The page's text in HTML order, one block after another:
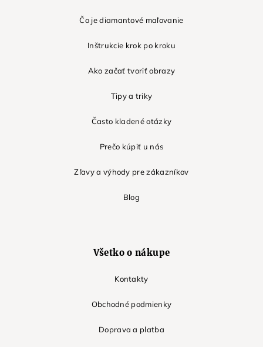
Čo je diamantové maľovanie
Inštrukcie krok po kroku
Ako začať tvoriť obrazy
Tipy a triky
Často kladené otázky
Prečo kúpiť u nás
Zľavy a výhody pre zákazníkov
Blog
Všetko o nákupe
Kontakty
Obchodné podmienky
Doprava a platba